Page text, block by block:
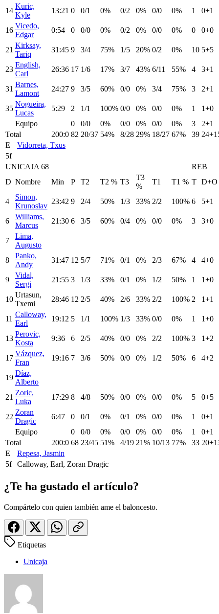
14
Kuric,
Kyle
13:21 0 0/1 0% 0/2 0% 0/0 0% 1 0+1
16
Vicedo,
Edgar
0:54 0 0/0 0% 0/2 0% 0/0 0% 0 0+0
21
Kirksay,
Tariq
31:45 9 3/4 75% 1/5 20% 0/2 0% 10 5+5
23
English,
Carl
26:36 17 1/6 17% 3/7 43% 6/11 55% 4 3+1
31
Barnes,
Lamont
24:27 9 3/5 60% 0/0 0% 3/4 75% 3 2+1
35
Nogueira,
Lucas
5:29 2 1/1 100% 0/0 0% 0/0 0% 1
1+0
Equipo
0 0/0 0% 0/0 0% 0/0 0% 3
2+1
Total
200:0 82 20/37 54% 8/28 29% 18/27 67% 39
E
Vidorreta, Txus
5f
UNICAJA 68
REB
D Nombre Min P T2 T2 % T3
T3
%
T1 T1 % T D+O
4
Simon,
Krunoslav
23:42 9 2/4 50% 1/3 33% 2/2 100% 6 5+1
6
Williams,
Marcus
21:30 6 3/5 60% 0/4 0% 0/0 0% 3 3+0
7
Lima,
Augusto
8
Panko,
Andy
31:47 12 5/7 71% 0/1 0% 2/3 67% 4 4+0
9
Vidal,
Sergi
21:55 3 1/3 33% 0/1 0% 1/2 50% 1 1+0
10
Urtasun,
Txemi
28:46 12 2/5 40% 2/6 33% 2/2 100% 2 1+1
11
Calloway,
Earl
19:12 5 1/1 100% 1/3 33% 0/0 0% 1 1+0
13
Perovic,
Kosta
9:36 6 2/5 40% 0/0 0% 2/2 100% 3 1+2
17
Vázquez,
Fran
19:16 7 3/6 50% 0/0 0% 1/2 50% 6 4+2
19
Díaz,
Alberto
21
Zoric,
Luka
17:29 8 4/8 50% 0/0 0% 0/0 0% 5 0+5
22
Zoran
Dragic
6:47 0 0/1 0% 0/1 0% 0/0 0% 1
0+1
Equipo
0 0/0 0% 0/0 0% 0/0 0% 1
0+1
Total
200:0 68 23/45 51% 4/19 21% 10/13 77% 33
E
Repesa, Jasmin
5f
Calloway, Earl, Zoran Dragic
¿Te ha gustado el artículo?
Compártelo con quien también ame el baloncesto.
Etiquetas
Unicaja